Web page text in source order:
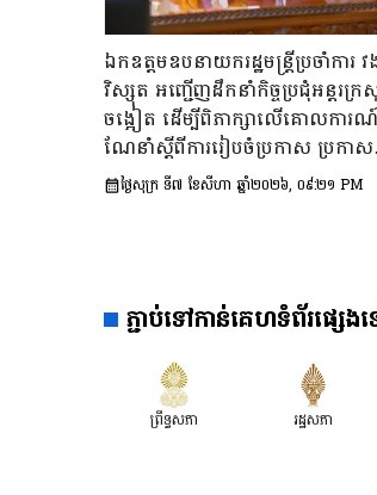
ឯកឧត្តមឧបនាយករដ្ឋមន្រ្តីប្រចាំការ វ
វិស្សុត អញ្ជើញដឹកនាំកិច្ចប្រជុំអន្តរក្
ចង្អៀត ដើម្បីពិភាក្សាលើគោលការណ៍​
ណែនាំស្តីពីការរៀបចំប្រកាស ប្រកាស
អន្តរក្រសួង និងប្រកាសរួម របស់ក្រសួង
ស្ថាប័ន
ថ្ងៃសុក្រ ទី៧ ខែសីហា ឆ្នាំ២០២៦, ០៩:២១ PM
ភ្ជាប់ទៅកាន់គេហទំព័រផ្សេង
ព្រឹទ្ធសភា រដ្ឋសភា